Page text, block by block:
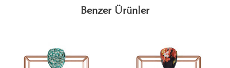
Benzer Ürünler